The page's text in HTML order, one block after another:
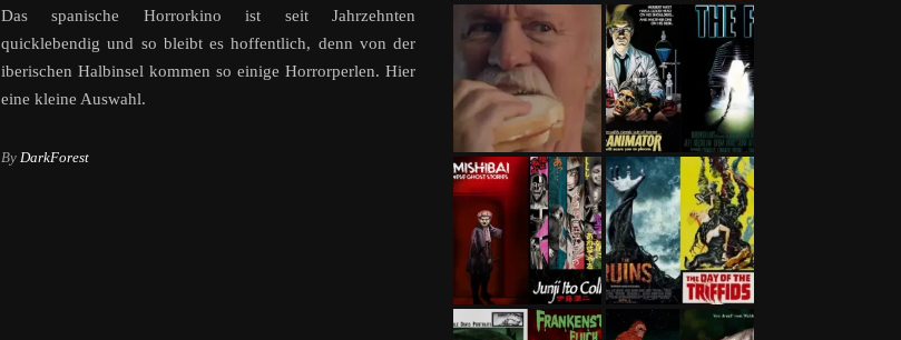
Das spanische Horrorkino ist seit Jahrzehnten
quicklebendig und so bleibt es hoffentlich, denn von der
iberischen Halbinsel kommen so einige Horrorperlen. Hier
eine kleine Auswahl.
By DarkForest